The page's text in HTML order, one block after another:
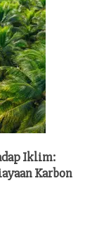
Iklim:
Karbon